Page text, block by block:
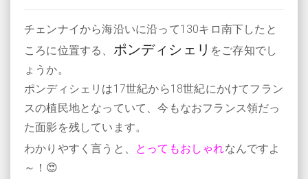
チェンナイから海沿いに沿って130キロ南下したと
ころに位置する、 ポンディシェリ をご存知でし
ょうか。
ポンディシェリは17世紀から18世紀にかけてフラン
スの植民地となっていて、今もなおフランス領だっ
た面影を残しています。
わかりやすく言うと、
とってもおしゃれなんですよ
～！😍